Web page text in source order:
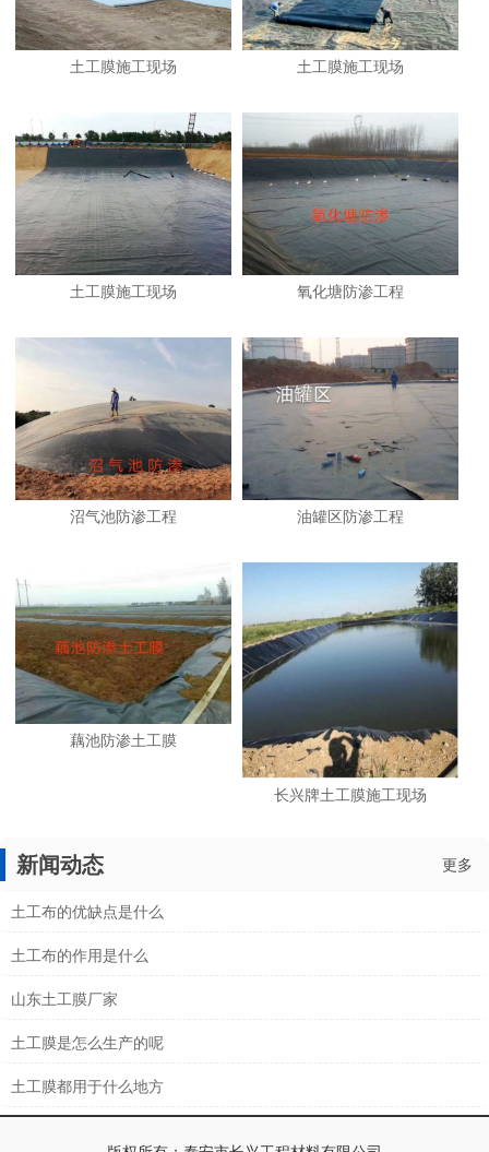
土工膜施工现场 土工膜施工现场
土工膜施工现场 氧化塘防渗工程
沼气池防渗工程 油罐区防渗工程
藕池防渗土工膜
长兴牌土工膜施工现场
新闻动态 更多
土工布的优缺点是什么
土工布的作用是什么
山东土工膜厂家
土工膜是怎么生产的呢
土工膜都用于什么地方